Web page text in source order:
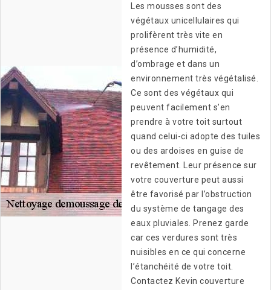
Les mousses sont des
végétaux unicellulaires qui
prolifèrent très vite en
présence d’humidité,
d’ombrage et dans un
environnement très végétalisé.
Ce sont des végétaux qui
peuvent facilement s’en
prendre à votre toit surtout
quand celui-ci adopte des tuiles
ou des ardoises en guise de
revêtement. Leur présence sur
votre couverture peut aussi
être favorisé par l’obstruction
du système de tangage des
eaux pluviales. Prenez garde
car ces verdures sont très
nuisibles en ce qui concerne
l’étanchéité de votre toit.
Contactez Kevin couverture